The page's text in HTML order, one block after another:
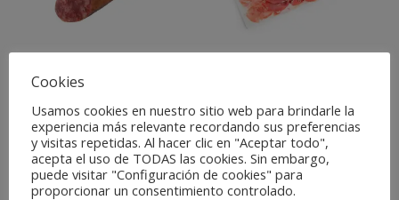
Salchichón
Ibérico
16,49€ EUR
Jamón Ibérico
11,90€ EUR
Cookies
Usamos cookies en nuestro sitio web para brindarle la
experiencia más relevante recordando sus preferencias
y visitas repetidas. Al hacer clic en "Aceptar todo",
acepta el uso de TODAS las cookies. Sin embargo,
puede visitar "Configuración de cookies" para
proporcionar un consentimiento controlado.